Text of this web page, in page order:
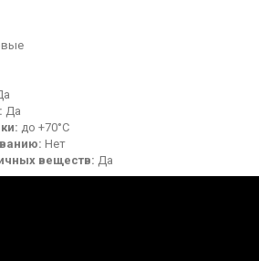
Да
до +70°С
Нет
веществ: Да